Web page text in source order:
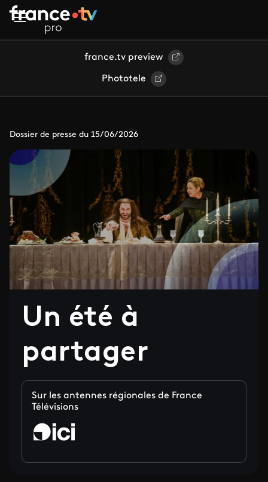
Aller au contenu principal
france.tv preview
Phototele
Dossier de presse du 15/06/2026
Un été à
partager
Sur les antennes régionales de France
Télévisions